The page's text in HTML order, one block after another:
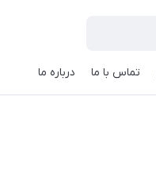
تماس با ما درباره ما